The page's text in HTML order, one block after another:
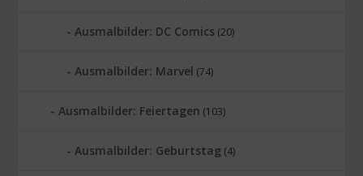
Ausmalbilder: DC Comics (20)
Ausmalbilder: Marvel (74)
Ausmalbilder: Feiertagen (103)
Ausmalbilder: Geburtstag (4)